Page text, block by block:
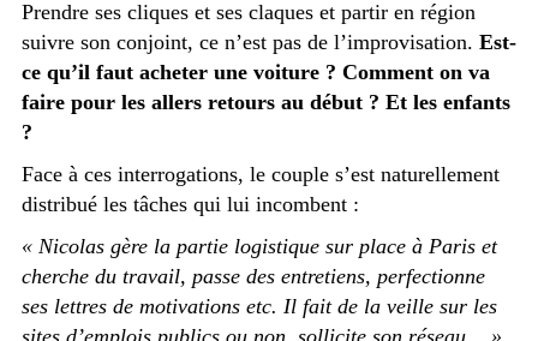
Prendre ses cliques et ses claques et partir en région
suivre son conjoint, ce n’est pas de l’improvisation. Est-
ce qu’il faut acheter une voiture ? Comment on va
faire pour les allers retours au début ? Et les enfants
?
Face à ces interrogations, le couple s’est naturellement
distribué les tâches qui lui incombent :
« Nicolas gère la partie logistique sur place à Paris et
cherche du travail, passe des entretiens, perfectionne
ses lettres de motivations etc. Il fait de la veille sur les
sites d’emplois publics ou non, sollicite son réseau… »